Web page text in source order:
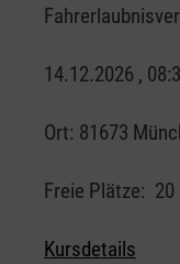
14.12.2026 ,
Ort: 81673
Freie Plätze: 20
Kursdetails